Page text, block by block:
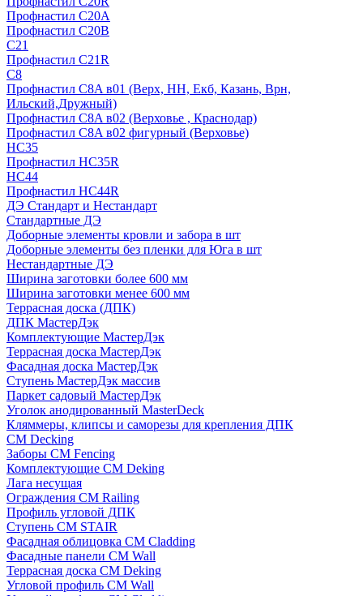
Профнастил С20А
Профнастил С20В
C21
Профнастил С21R
C8
Профнастил С8A в01 (Верх, НН, Екб, Казань, Врн,
Ильский,Дружный)
Профнастил С8A в02 (Верховье , Краснодар)
Профнастил С8A в02 фигурный (Верховье)
HС35
Профнастил HC35R
НС44
Профнастил НС44R
ДЭ Стандарт и Нестандарт
Стандартные ДЭ
Доборные элементы кровли и забора в шт
Доборные элементы без пленки для Юга в шт
Нестандартные ДЭ
Ширина заготовки более 600 мм
Ширина заготовки менее 600 мм
Террасная доска (ДПК)
ДПК МастерДэк
Комплектующие МастерДэк
Террасная доска МастерДэк
Фасадная доска МастерДэк
Ступень МастерДэк массив
Паркет садовый МастерДэк
Уголок анодированный MasterDeck
Кляммеры, клипсы и саморезы для крепления ДПК
CM Decking
Заборы CM Fencing
Комплектующие CM Deking
Лага несущая
Ограждения CM Railing
Профиль угловой ДПК
Ступень CM STAIR
Фасадная облицовка CM Cladding
Фасадные панели CM Wall
Террасная доска CM Deking
Угловой профиль CM Wall